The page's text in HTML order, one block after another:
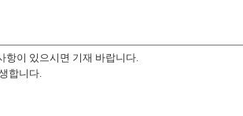
항이 있으시면 기재 바랍니다.
합니다.